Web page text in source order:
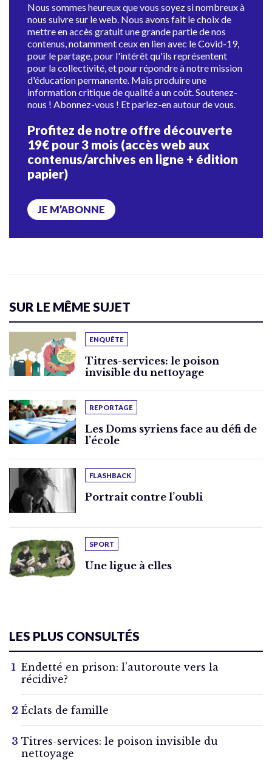
Nous sommes heureux que vous soyez si nombreux à
nous suivre sur le web. Nous avons fait le choix de
mettre en accès gratuit une grande partie de nos
contenus, notamment ceux en lien avec le Covid-19,
pour le partage, pour l'intérêt qu'ils représentent
pour la collectivité, et pour répondre à notre mission
d'éducation permanente. Mais produire une
information critique de qualité a un coût. Soutenez-
nous ! Abonnez-vous ! Et parlez-en autour de vous.
Profitez de notre offre découverte
19€ pour 3 mois (accès web aux
contenus/archives en ligne + édition
papier)
JE M’ABONNE
SUR LE MÊME SUJET
ENQUÊTE
Titres-services: le poison
invisible du nettoyage
REPORTAGE
Les Doms syriens face au défi de
l’école
FLASHBACK
Portrait contre l’oubli
SPORT
Une ligue à elles
LES PLUS CONSULTÉS
Endetté en prison: l’autoroute vers la
récidive?
Éclats de famille
Titres-services: le poison invisible du
nettoyage